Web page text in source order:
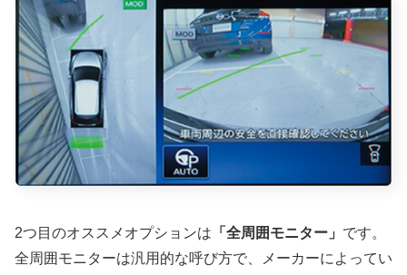
2つ目のオススメオプションは 「全周囲モニター」 です。
全周囲モニターは汎用的な呼び方で、メーカーによってい